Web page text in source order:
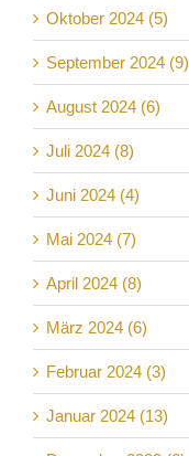
Oktober 2024 (5)
September 2024 (9)
August 2024 (6)
Juli 2024 (8)
Juni 2024 (4)
Mai 2024 (7)
April 2024 (8)
März 2024 (6)
Februar 2024 (3)
Januar 2024 (13)